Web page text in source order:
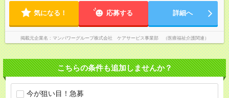
気になる！ 応募する 詳細へ
掲載元企業名 マンパワーグループ株式会社 ケアサービス事業部 （医療福祉介護関連）
こちらの条件も追加しませんか？
今が狙い目！急募